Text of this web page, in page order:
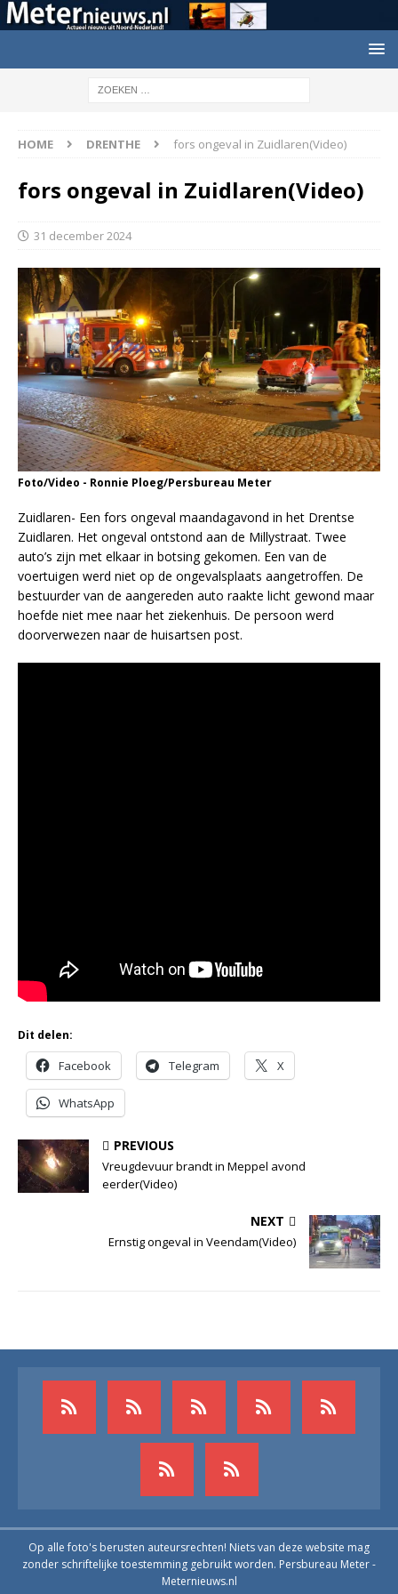
HOME DRENTHE fors ongeval in Zuidlaren(Video)
fors ongeval in Zuidlaren(Video)
31 december 2024
Foto/Video - Ronnie Ploeg/Persbureau Meter
Zuidlaren- Een fors ongeval maandagavond in het Drentse
Zuidlaren. Het ongeval ontstond aan de Millystraat. Twee
auto’s zijn met elkaar in botsing gekomen. Een van de
voertuigen werd niet op de ongevalsplaats aangetroffen. De
bestuurder van de aangereden auto raakte licht gewond maar
hoefde niet mee naar het ziekenhuis. De persoon werd
doorverwezen naar de huisartsen post.
Dit delen:
Facebook Telegram X
WhatsApp
PREVIOUS
Vreugdevuur brandt in Meppel avond
eerder(Video)
NEXT
Ernstig ongeval in Veendam(Video)
Op alle foto's berusten auteursrechten! Niets van deze website mag
zonder schriftelijke toestemming gebruikt worden. Persbureau Meter -
Meternieuws.nl